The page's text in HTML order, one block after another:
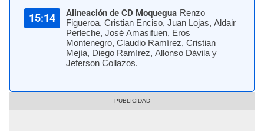
15:14 Alineación de CD Moquegua Renzo
Figueroa, Cristian Enciso, Juan Lojas, Aldair
Perleche, José Amasifuen, Eros
Montenegro, Claudio Ramírez, Cristian
Mejía, Diego Ramírez, Allonso Dávila y
Jeferson Collazos.